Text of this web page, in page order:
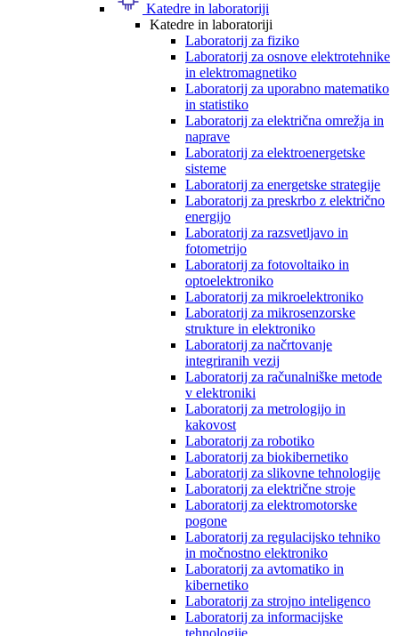
Katedre in laboratoriji
Katedre in laboratoriji
Laboratorij za fiziko
Laboratorij za osnove elektrotehnike
in elektromagnetiko
Laboratorij za uporabno matematiko
in statistiko
Laboratorij za električna omrežja in
naprave
Laboratorij za elektroenergetske
sisteme
Laboratorij za energetske strategije
Laboratorij za preskrbo z električno
energijo
Laboratorij za razsvetljavo in
fotometrijo
Laboratorij za fotovoltaiko in
optoelektroniko
Laboratorij za mikroelektroniko
Laboratorij za mikrosenzorske
strukture in elektroniko
Laboratorij za načrtovanje
integriranih vezij
Laboratorij za računalniške metode
v elektroniki
Laboratorij za metrologijo in
kakovost
Laboratorij za robotiko
Laboratorij za biokibernetiko
Laboratorij za slikovne tehnologije
Laboratorij za električne stroje
Laboratorij za elektromotorske
pogone
Laboratorij za regulacijsko tehniko
in močnostno elektroniko
Laboratorij za avtomatiko in
kibernetiko
Laboratorij za strojno inteligenco
Laboratorij za informacijske
tehnologije